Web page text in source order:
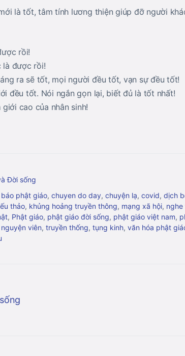
là tốt, tâm tính lương thiện giúp đỡ người
rồi!
là được rồi!
ra sẽ tốt, mọi người đều tốt, vạn sự đều tốt!
đều tốt. Nói ngắn gọn lại, biết đủ là tốt nhất!
cao của nhân sinh!
Đời sống
báo phật giáo, chuyen do day, chuyện lạ, covid, dịch
thảo, khủng hoảng truyền thông, mạng xã hội, nghe
, Phật giáo, phật giáo đời sống, phật giáo việt nam,
viên, truyền thống, tụng kinh, văn hóa phật